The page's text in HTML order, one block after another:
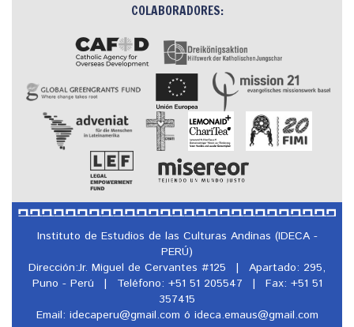
COLABORADORES:
Instituto de Estudios de las Culturas Andinas (IDECA -
PERÚ)
Dirección:Jr. Miguel de Cervantes #125
|
Apartado: 295,
Puno - Perú
| Teléfono: +51 51 205547 |
Fax: +51 51
357415
Email: idecaperu@gmail.com ó ideca.emaus@gmail.com